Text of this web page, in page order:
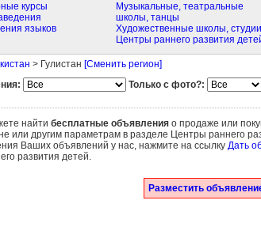
курсы
языков
Музыкальные, театральные
школы, танцы
Художественные школы, студии
Центры раннего развития
> Гулистан [Сменить регион]
Только с фото?:
найти бесплатные объявленияо продаже или
или другим параметрам в разделе Центры раннего
Ваших объявлений у нас, нажмите на ссылку Дать
развития детей.
Разместить